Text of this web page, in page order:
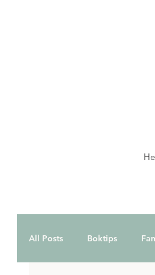
All Posts Boktips